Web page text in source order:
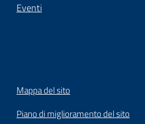
Eventi
Mappa del sito
Piano di miglioramento del sito